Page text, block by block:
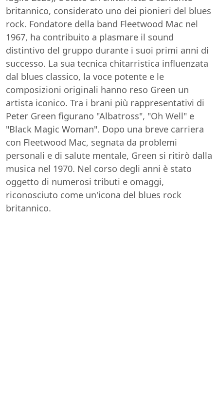
britannico, considerato uno dei pionieri del blues
rock. Fondatore della band Fleetwood Mac nel
1967, ha contribuito a plasmare il sound
distintivo del gruppo durante i suoi primi anni di
successo. La sua tecnica chitarristica influenzata
dal blues classico, la voce potente e le
composizioni originali hanno reso Green un
artista iconico. Tra i brani più rappresentativi di
Peter Green figurano "Albatross", "Oh Well" e
"Black Magic Woman". Dopo una breve carriera
con Fleetwood Mac, segnata da problemi
personali e di salute mentale, Green si ritirò dalla
musica nel 1970. Nel corso degli anni è stato
oggetto di numerosi tributi e omaggi,
riconosciuto come un'icona del blues rock
britannico.